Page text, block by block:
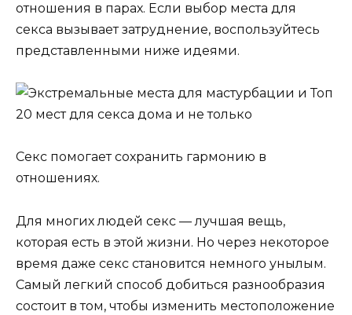
отношения в парах. Если выбор места для
секса вызывает затруднение, воспользуйтесь
представленными ниже идеями.
Секс помогает сохранить гармонию в
отношениях.
Для многих людей секс — лучшая вещь,
которая есть в этой жизни. Но через некоторое
время даже секс становится немного унылым.
Самый легкий способ добиться разнообразия
состоит в том, чтобы изменить местоположение